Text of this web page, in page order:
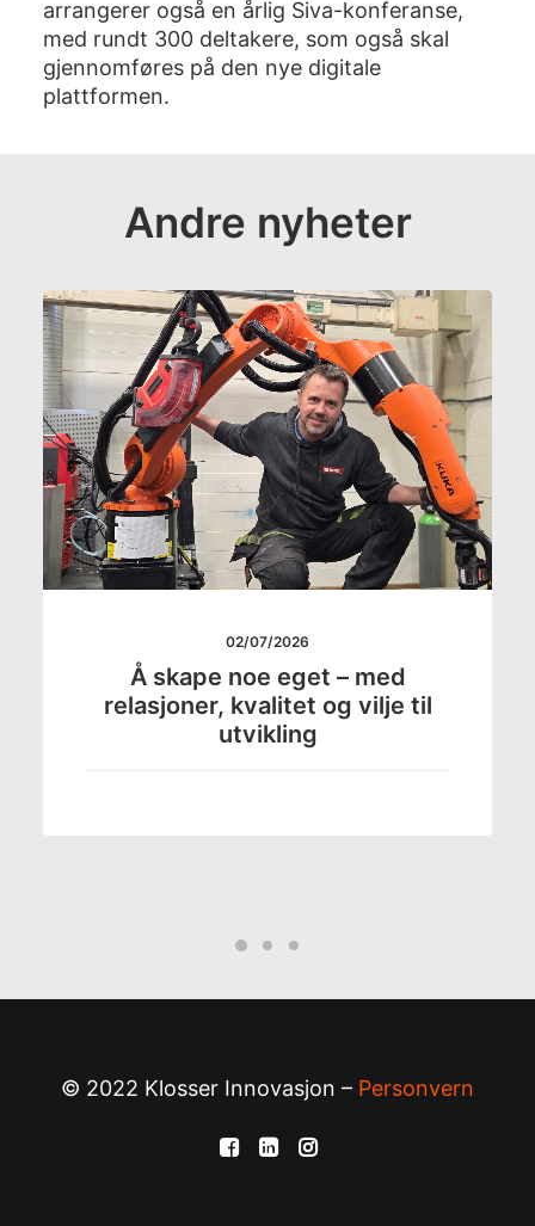
arrangerer også en årlig Siva-konferanse,
med rundt 300 deltakere, som også skal
gjennomføres på den nye digitale
plattformen.
Andre nyheter
02/07/2026
Å skape noe eget – med
relasjoner, kvalitet og vilje til
utvikling
© 2022 Klosser Innovasjon – Personvern